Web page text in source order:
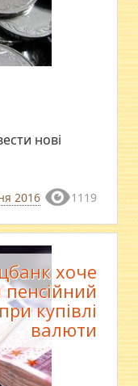
нові
2016 1119
хоче
пенсійний
купівлі
валюти